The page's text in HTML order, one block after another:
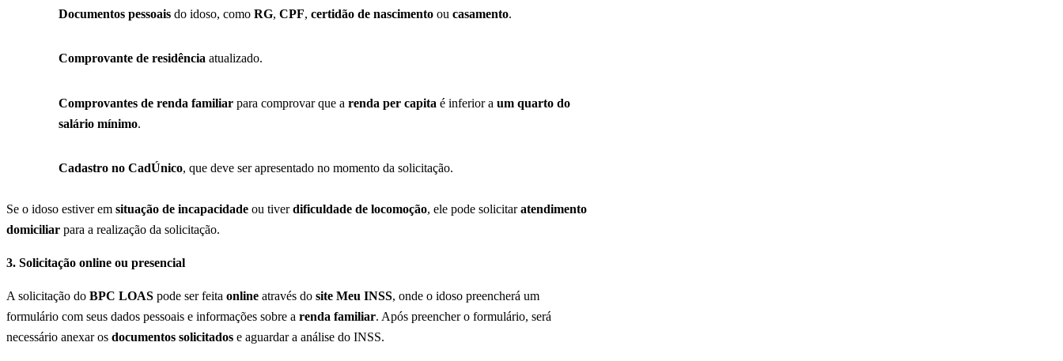
Documentos pessoais do idoso, como RG, CPF, certidão de nascimento ou casamento.
Comprovante de residência atualizado.
Comprovantes de renda familiar para comprovar que a renda per capita é inferior a um quarto do
salário mínimo.
Cadastro no CadÚnico, que deve ser apresentado no momento da solicitação.
Se o idoso estiver em situação de incapacidade ou tiverdificuldade de locomoção, ele pode solicitaratendimento
domiciliar para a realização da solicitação.
3. Solicitação online ou presencial
A solicitação do BPC LOAS pode ser feita online através do site Meu INSS, onde o idoso preencherá um
formulário com seus dados pessoais e informações sobre a renda familiar. Após preencher o formulário, será
necessário anexar os documentos solicitados e aguardar a análise do INSS.